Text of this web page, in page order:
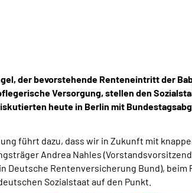
der bevorstehende Renteneintritt der
Versorgung, stellen den
heute in Berlin mit
führt dazu, dass wir in Zukunft mit
Andrea Nahles
Deutsche Rentenversicherung Bund),
Sozialstaat auf den Punkt.